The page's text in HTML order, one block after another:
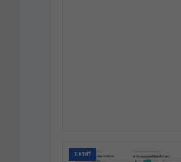
แจกฟรี